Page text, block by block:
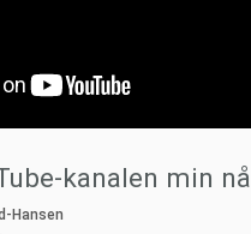
kanalen min nå